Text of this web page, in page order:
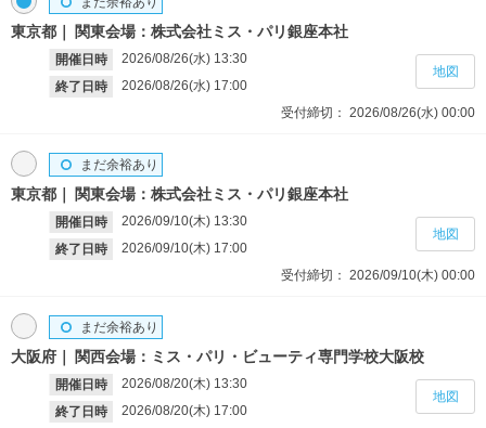
東京都 関東会場：株式会社ミス・パリ銀座本社
開催日時 2026/08/26(水) 13:30
終了日時
2026/08/26(水) 17:00
受付締切： 2026/08/26(水) 00:00
地図
東京都 関東会場：株式会社ミス・パリ銀座本社
開催日時 2026/09/10(木) 13:30
終了日時
2026/09/10(木) 17:00
まだ余裕あり
受付締切： 2026/09/10(木) 00:00
地図
大阪府 関西会場：ミス・パリ・ビューティ専門学校大阪校
開催日時 2026/08/20(木) 13:30
終了日時
2026/08/20(木) 17:00
まだ余裕あり
地図